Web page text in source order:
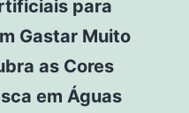
para
Gastar Muito
as Cores
em Águas